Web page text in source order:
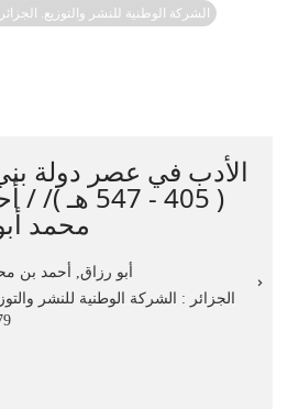
Recherche sur الشركة الوطنية للنشر والتوزيع. الجزائر
الأدب في عصر دولة
( 405 - 547 هـ
محمد
أبو رزاق, أحمد بن
الجزائر : الشركة الوطنية للنشر